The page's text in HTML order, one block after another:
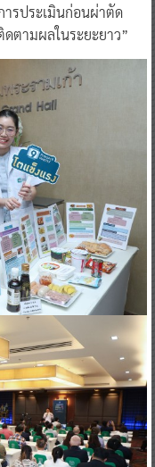
รประเมินก่อนผ่าตัด
ตามผลในระยะยาว”